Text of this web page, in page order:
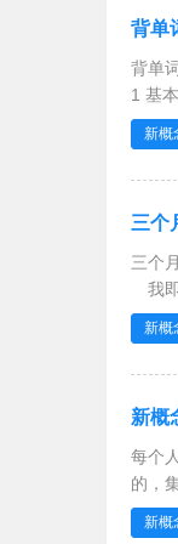
背单
背单
1 基
《新
说、
新概
三个
三个
我即将背完新概
新概
新概
每个
的，
新概